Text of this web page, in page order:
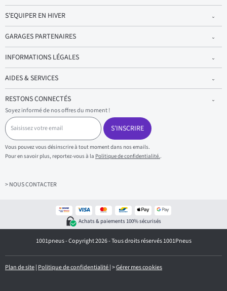
S'EQUIPER EN HIVER
GARAGES PARTENAIRES
INFORMATIONS LÉGALES
AIDES & SERVICES
RESTONS CONNECTÉS
Soyez informé de nos offres du moment !
S
a
i
s
i
s
z
i
l
S'INSCRIRE
Vous pouvez vous désinscrire à tout moment dans nos emails.
Pour en savoir plus, reportez-vous à la Politique de confidentialité..
> NOUS CONTACTER
Achats & paiements 100% sécurisés
1001pneus - Copyright 2026 - Tous droits réservés 1001Pneus
Plan de site| Politique de confidentialité|>Gérer mes cookies